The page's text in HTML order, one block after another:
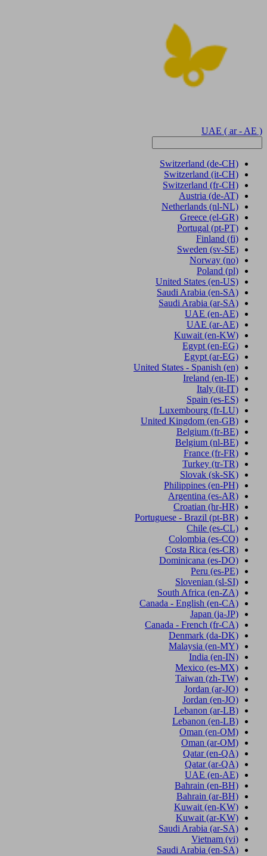
UAE ( ar - AE )
Switzerland (de-CH)
Switzerland (it-CH)
Switzerland (fr-CH)
Austria (de-AT)
Netherlands (nl-NL)
Greece (el-GR)
Portugal (pt-PT)
Finland (fi)
Sweden (sv-SE)
Norway (no)
Poland (pl)
United States (en-US)
Saudi Arabia (en-SA)
Saudi Arabia (ar-SA)
UAE (en-AE)
UAE (ar-AE)
Kuwait (en-KW)
Egypt (en-EG)
Egypt (ar-EG)
United States - Spanish (en)
Ireland (en-IE)
Italy (it-IT)
Spain (es-ES)
Luxembourg (fr-LU)
United Kingdom (en-GB)
Belgium (fr-BE)
Belgium (nl-BE)
France (fr-FR)
Turkey (tr-TR)
Slovak (sk-SK)
Philippines (en-PH)
Argentina (es-AR)
Croatian (hr-HR)
Portuguese - Brazil (pt-BR)
Chile (es-CL)
Colombia (es-CO)
Costa Rica (es-CR)
Dominicana (es-DO)
Peru (es-PE)
Slovenian (sl-SI)
South Africa (en-ZA)
Canada - English (en-CA)
Japan (ja-JP)
Canada - French (fr-CA)
Denmark (da-DK)
Malaysia (en-MY)
India (en-IN)
Mexico (es-MX)
Taiwan (zh-TW)
Jordan (ar-JO)
Jordan (en-JO)
Lebanon (ar-LB)
Lebanon (en-LB)
Oman (en-OM)
Oman (ar-OM)
Qatar (en-QA)
Qatar (ar-QA)
UAE (en-AE)
Bahrain (en-BH)
Bahrain (ar-BH)
Kuwait (en-KW)
Kuwait (ar-KW)
Saudi Arabia (ar-SA)
Vietnam (vi)
Saudi Arabia (en-SA)